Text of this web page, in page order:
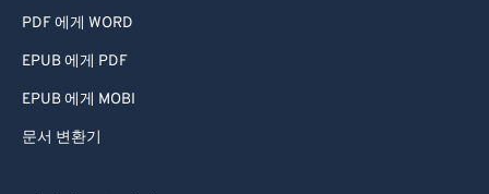
PDF 에게 WORD
EPUB 에게 PDF
EPUB 에게 MOBI
문서 변환기